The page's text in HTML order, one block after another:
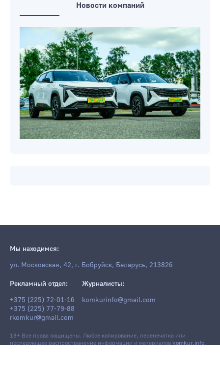
Новости компаний
Мы находимся:
ул. Московская, 42, г. Бобруйск, Беларусь, 213826
Рекламный отдел:
+375 (225) 72-01-16
+375 (225) 77-79-88
rkomkur@gmail.com
Журналисты:
komkurinfo@gmail.com
18+ Все права защищены. Любое копирование, перепечатка или
последующее распространение информации и материаловkomkur.info,